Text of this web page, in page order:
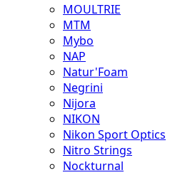
MOULTRIE
MTM
Mybo
NAP
Natur'Foam
Negrini
Nijora
NIKON
Nikon Sport Optics
Nitro Strings
Nockturnal